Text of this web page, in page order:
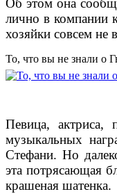
Об этом она
лично в компании
хозяйки совсем не
То, что вы не знали о
Певица, актриса,
музыкальных
Стефани. Но
эта потрясающая
крашеная шатенка.